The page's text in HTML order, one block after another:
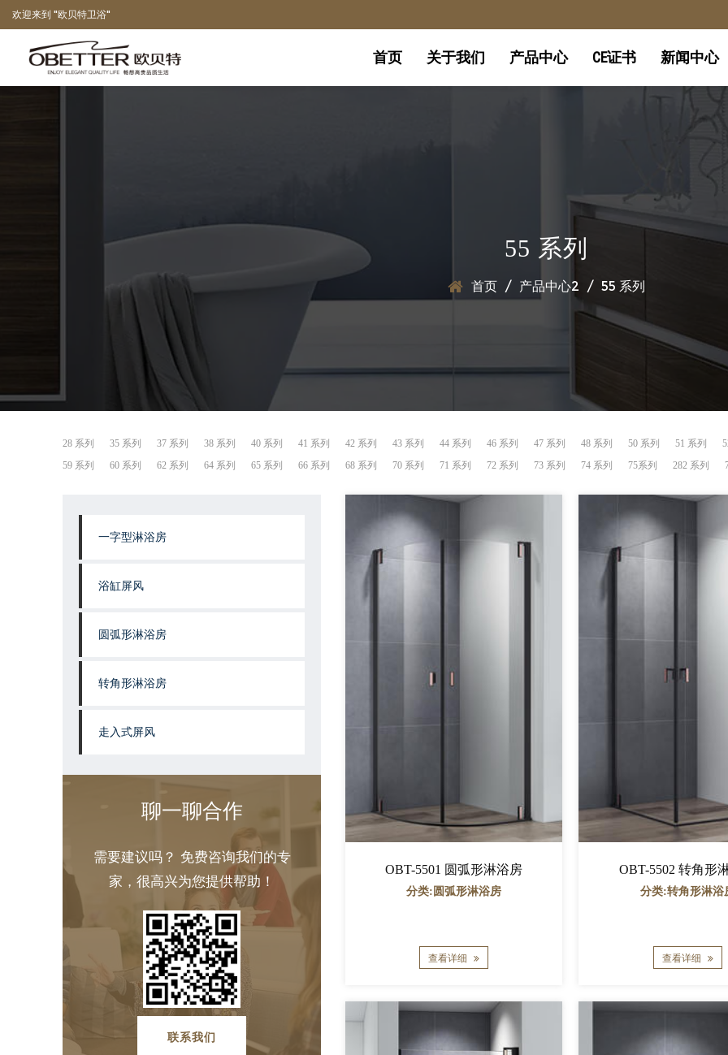
欢迎来到 "欧贝特卫浴"
首页 关于我们 产品中心 CE证书 新闻中心
55 系列
首页 / 产品中心2 / 55 系列
28 系列 35 系列 37 系列 38 系列 40 系列 41 系列 42 系列 43 系列 44 系列 46 系列 47 系列 48 系列 50 系列 51 系列
59 系列
60 系列 62 系列 64 系列 65 系列 66 系列 68 系列 70 系列 71 系列 72 系列 73 系列 74 系列 75系列 282 系列
一字型淋浴房
浴缸屏风
圆弧形淋浴房
转角形淋浴房
走入式屏风
聊一聊合作
需要建议吗？ 免费咨询我们的专
家，很高兴为您提供帮助！
联系我们
OBT-5501 圆弧形淋浴房
分类:圆弧形淋浴房
查看详细
OBT-5502 转角形
分类:转角形淋浴
查看详细